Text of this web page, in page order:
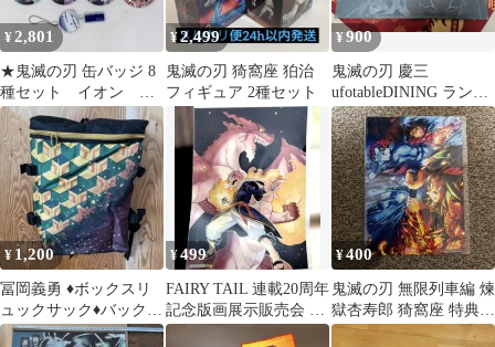
¥2,801
★鬼滅の刃 缶バッジ 8
種セット イオン 非
売品
¥2,499
鬼滅の刃 猗窩座 狛治
フィギュア 2種セット
¥900
鬼滅の刃 慶三
ufotableDINING ランチ
ョンマット 非売品
¥ 1,200
冨岡義勇 ♦︎ボックスリ
ュックサック♦︎バックパ
ック♦︎ナップサック♦︎鬼
¥499
FAIRY TAIL 連載20周年
記念版画展示販売会 ク
リアポスター 非売品
¥400
鬼滅の刃 無限列車編 煉
獄杏寿郎 猗窩座 特典イ
ラストカード